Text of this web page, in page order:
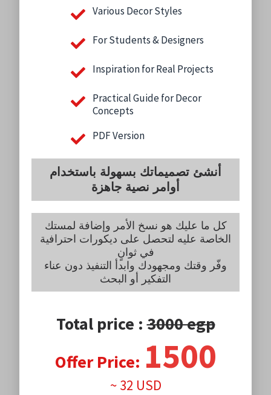
Various Decor Styles
For Students & Designers
Inspiration for Real Projects
Practical Guide for Decor
Concepts
PDF Version
أنشئ تصميماتك بسهولة باستخدام
أوامر نصية جاهزة
كل ما عليك هو نسخ الأمر وإضافة لمستك
الخاصة عليه لتحصل على ديكورات احترافية
في ثوانٍ
وفّر وقتك ومجهودك وابدأ التنفيذ دون عناء
التفكير أو البحث
Total price :3000 egp
Offer Price: 1500
~ 32 USD